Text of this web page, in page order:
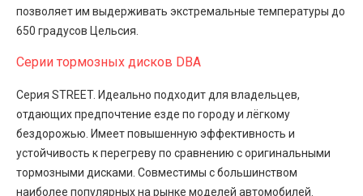
позволяет им выдерживать экстремальные температуры до
650 градусов Цельсия.
Серии тормозных дисков DBA
Серия STREET. Идеально подходит для владельцев,
отдающих предпочтение езде по городу и лёгкому
бездорожью. Имеет повышенную эффективность и
устойчивость к перегреву по сравнению с оригинальными
тормозными дисками. Совместимы с большинством
наиболее популярных на рынке моделей автомобилей.